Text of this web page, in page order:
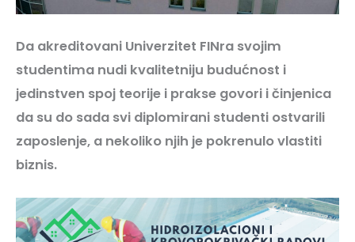
Da akreditovani Univerzitet FINra svojim
studentima nudi kvalitetniju budućnost i
jedinstven spoj teorije i prakse govori i činjenica
da su do sada svi diplomirani studenti ostvarili
zaposlenje, a nekoliko njih je pokrenulo vlastiti
biznis.